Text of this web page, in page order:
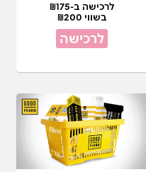
לרכישה ב-₪175
בשווי ₪200
לרכישה